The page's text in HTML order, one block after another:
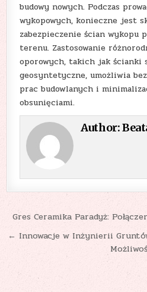
budowy nowych. Podczas
wykopowych, konieczne jest
zabezpieczenie ścian wykopu
terenu. Zastosowanie
oporowych, takich jak ścianki
geosyntetyczne, umożliwia
prac budowlanych i
obsunięciami.
Author:
Nawigacja
wpisu
Gres Ceramika Paradyż:
← Innowacje w Inżynierii